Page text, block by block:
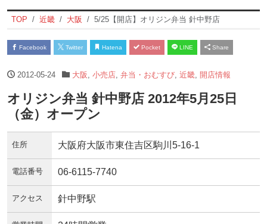
TOP 近畿 大阪 5/25【開店】オリジン弁当 針中野店
Facebook Twitter Hatena Pocket LINE Share
2012-05-24 大阪 小売店, 弁当・おむすび, 近畿, 開店情報
オリジン弁当 針中野店 2012年5月25日
（金）オープン
住所 大阪府大阪市東住吉区駒川5-16-1
電話番号 06-6115-7740
アクセス 針中野駅